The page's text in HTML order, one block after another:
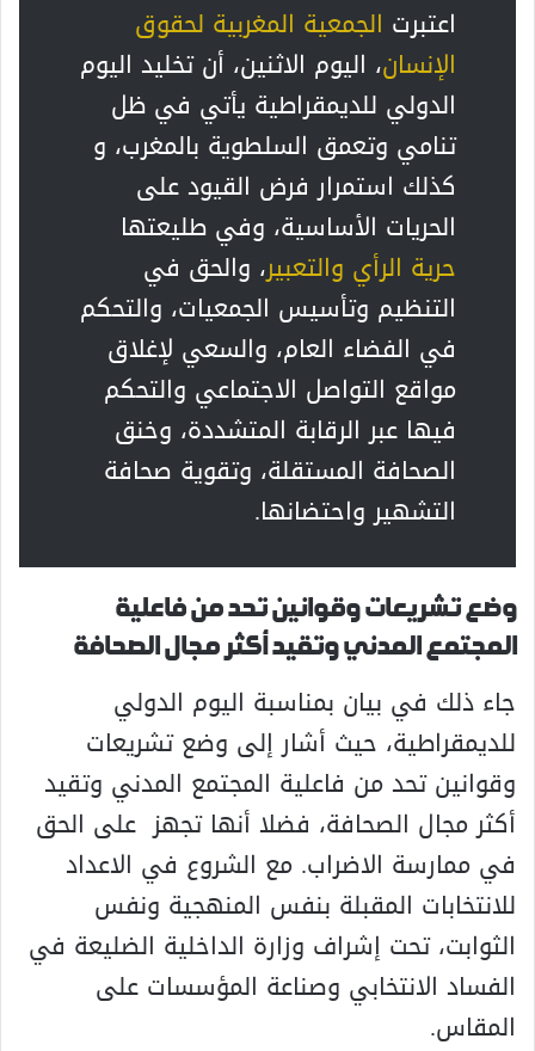
اعتبرت الجمعية المغربية لحقوق
الإنسان، اليوم الاثنين، أن تخليد اليوم
الدولي للديمقراطية يأتي في ظل
تنامي وتعمق السلطوية بالمغرب، و
كذلك استمرار فرض القيود على
الحريات الأساسية، وفي طليعتها
حرية الرأي والتعبير، والحق في
التنظيم وتأسيس الجمعيات، والتحكم
في الفضاء العام، والسعي لإغلاق
مواقع التواصل الاجتماعي والتحكم
فيها عبر الرقابة المتشددة، وخنق
الصحافة المستقلة، وتقوية صحافة
التشهير واحتضانها.
وضع تشريعات وقوانين تحد من فاعلية
المجتمع المدني وتقيد أكثر مجال الصحافة
جاء ذلك في بيان بمناسبة اليوم الدولي
للديمقراطية، حيث أشار إلى وضع تشريعات
وقوانين تحد من فاعلية المجتمع المدني وتقيد
أكثر مجال الصحافة، فضلا أنها تجهز على الحق
في ممارسة الاضراب. مع الشروع في الاعداد
للانتخابات المقبلة بنفس المنهجية ونفس
الثوابت، تحت إشراف وزارة الداخلية الضليعة في
الفساد الانتخابي وصناعة المؤسسات على
المقاس.